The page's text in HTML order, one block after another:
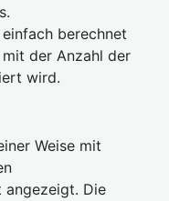
berechnet
der Anzahl der
wird.
Weise mit
Die